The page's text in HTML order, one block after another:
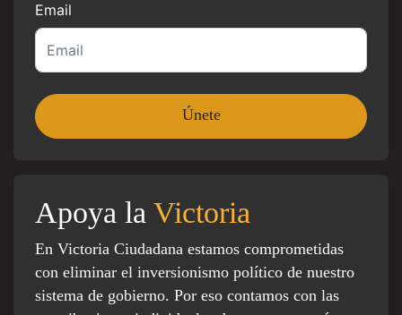
Email
Apoya la Victoria
En Victoria Ciudadana estamos comprometidas
con eliminar el inversionismo político de nuestro
sistema de gobierno. Por eso contamos con las